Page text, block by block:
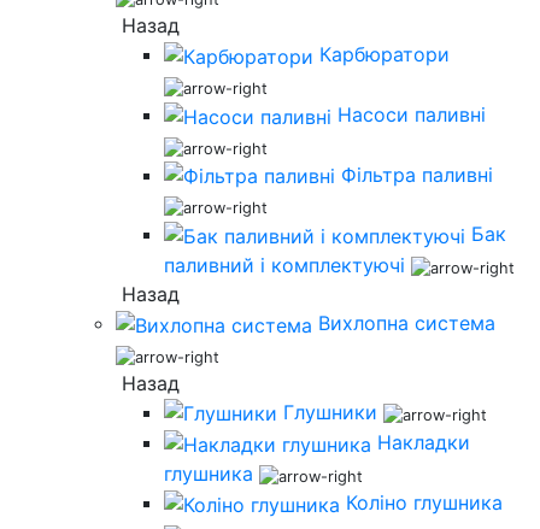
Назад
Карбюратори
Насоси паливні
Фільтра паливні
Бак
паливний і комплектуючі
Назад
Вихлопна система
Назад
Глушники
Накладки
глушника
Коліно глушника